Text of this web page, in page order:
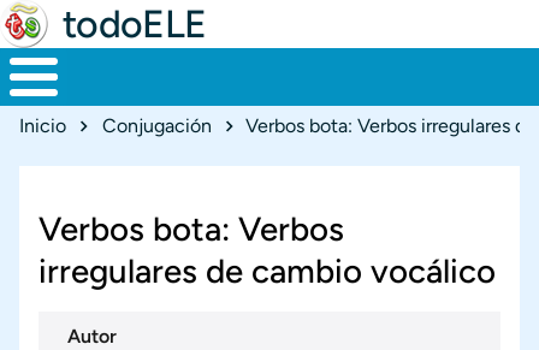
todoELE
Ruta de navegación
Inicio Conjugación Verbos bota: Verbos irregulares
Verbos bota: Verbos
irregulares de cambio vocálico
Autor